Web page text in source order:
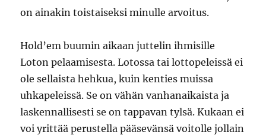
on ainakin toistaiseksi minulle arvoitus.
Hold’em buumin aikaan juttelin ihmisille
Loton pelaamisesta. Lotossa tai lottopeleissä ei
ole sellaista hehkua, kuin kenties muissa
uhkapeleissä. Se on vähän vanhanaikaista ja
laskennallisesti se on tappavan tylsä. Kukaan ei
voi yrittää perustella pääsevänsä voitolle jollain